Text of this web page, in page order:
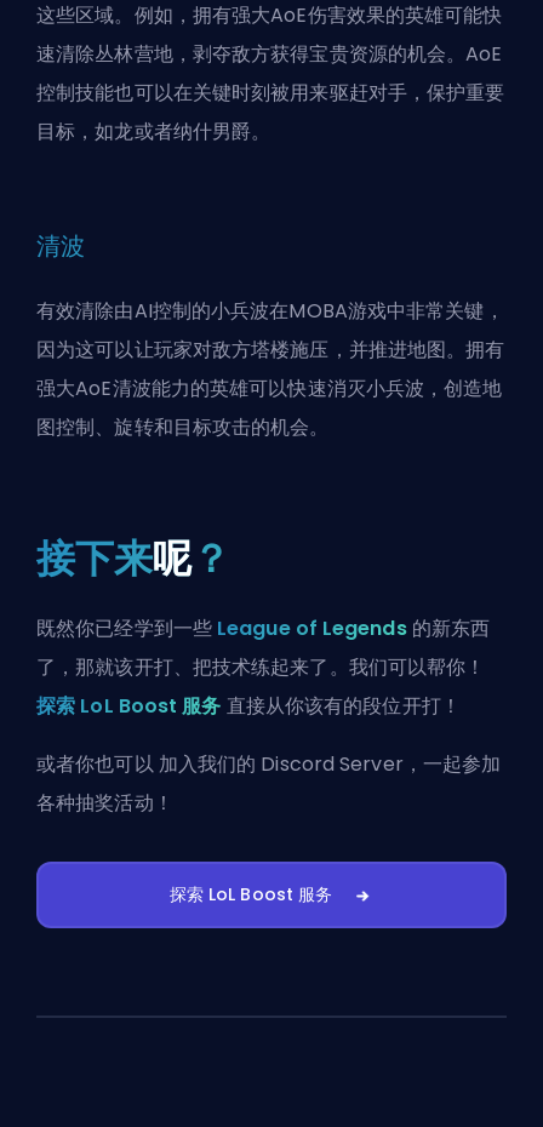
这些区域。例如，拥有强大AoE伤害效果的英雄可能快
速清除丛林营地，剥夺敌方获得宝贵资源的机会。AoE
控制技能也可以在关键时刻被用来驱赶对手，保护重要
目标，如龙或者纳什男爵。
清波
有效清除由AI控制的小兵波在MOBA游戏中非常关键，
因为这可以让玩家对敌方塔楼施压，并推进地图。拥有
强大AoE清波能力的英雄可以快速消灭小兵波，创造地
图控制、旋转和目标攻击的机会。
接下来呢？
既然你已经学到一些 League of Legends的新东西
了，那就该开打、把技术练起来了。我们可以帮你！
探索 LoL Boost 服务 直接从你该有的段位开打！
或者你也可以 加入我们的 Discord Server ，一起参加
各种抽奖活动！
探索 LoL Boost 服务